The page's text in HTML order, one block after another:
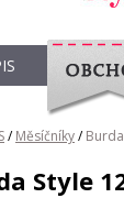
/ Měsíčníky/
Style